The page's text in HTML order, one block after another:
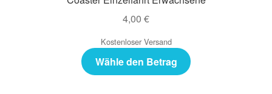
4,00 €
Kostenloser Versand
Wähle den Betrag